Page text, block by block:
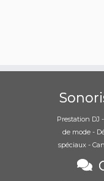
Prestation DJ
de mode -
spéciaux -